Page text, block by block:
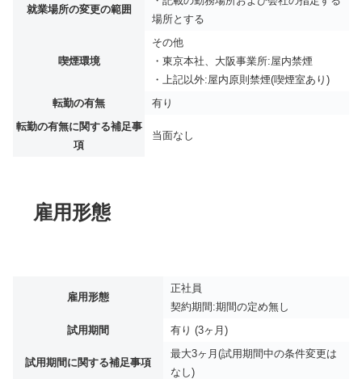
就業場所の変更の範囲
場所とする
喫煙環境
その他
・東京本社、大阪事業所:屋内禁煙
・上記以外:屋内原則禁煙(喫煙室あり)
転勤の有無
有り
転勤の有無に関する補足事
項
当面なし
雇用形態
雇用形態
正社員
契約期間:期間の定め無し
試用期間
有り (3ヶ月)
試用期間に関する補足事項
最大3ヶ月(試用期間中の条件変更は
なし)